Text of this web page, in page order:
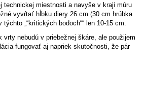
technickej miestnosti a navyše v kraji múru
vyvŕtať hĺbku diery 26 cm (30 cm hrúbka
„“kritických bodoch““ len 10-15 cm.
vrty nebudú v priebežnej škáre, ale použijem
fungovať aj napriek skutočnosti, že pár